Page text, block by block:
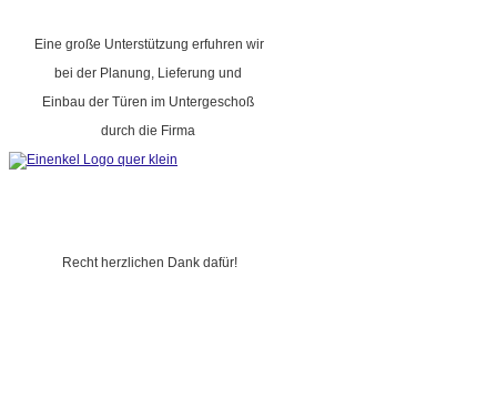
Eine große Unterstützung erfuhren wir
bei der Planung, Lieferung und
Einbau der Türen im Untergeschoß
durch die Firma
Recht herzlichen Dank dafür!